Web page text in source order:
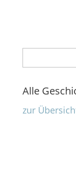
nach:
Alle
zur